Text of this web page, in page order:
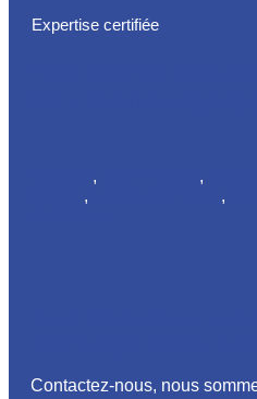
Expertise certifiée
, ,
, ,
Contactez-nous, nous